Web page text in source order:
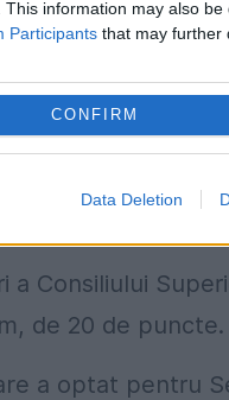
This information may also
Participants that may further
CONFIRM
Data Deletion
de Casație și
Curți.
de puncte la
din
Consiliului
de 20 de puncte.
a optat pentru